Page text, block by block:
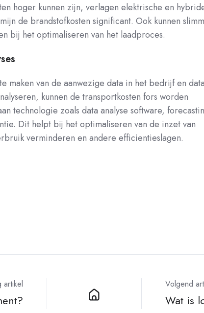
hoger kunnen zijn, verlagen elektrische en
de brandstofkosten significant. Ook kunnen
bij het optimaliseren van het laadproces.
maken van de aanwezige data in het bedrijf en data
kunnen de transportkosten fors worden
technologie zoals data analyse software,
Dit helpt bij het optimaliseren van de inzet van
verminderen en andere efficientieslagen.
artikel Volgend
Wat is